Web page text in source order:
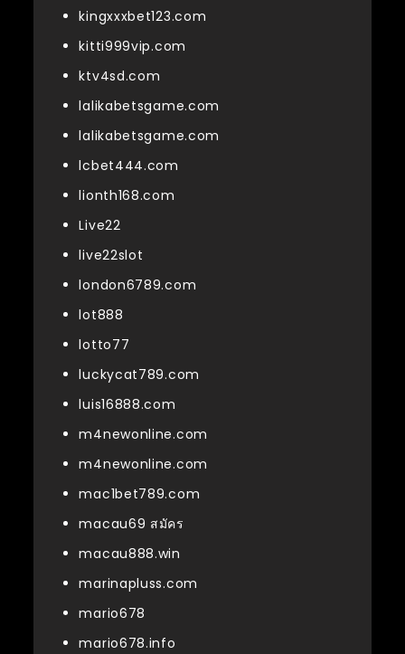
kingxxxbet123.com
kitti999vip.com
ktv4sd.com
lalikabetsgame.com
lalikabetsgame.com
lcbet444.com
lionth168.com
Live22
live22slot
london6789.com
lot888
lotto77
luckycat789.com
luis16888.com
m4newonline.com
m4newonline.com
mac1bet789.com
macau69 สมัคร
macau888.win
marinapluss.com
mario678
mario678.info